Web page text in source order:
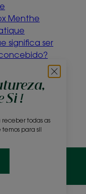
Si !
receber todas as
para si!
Menthe
significa ser
de cookies